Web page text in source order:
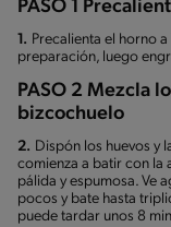
PASO 1
1. Precalienta el horno
preparación, luego
PASO 2 Mezcla
bizcochuelo
2. Dispón los huevos y
comienza a batir con la
pálida y espumosa. Ve
pocos y bate hasta
puede tardar unos 8